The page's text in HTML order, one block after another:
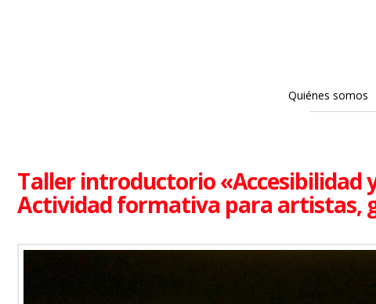
Quiénes somos
Taller introductorio «Accesibilidad
Actividad formativa para artistas,